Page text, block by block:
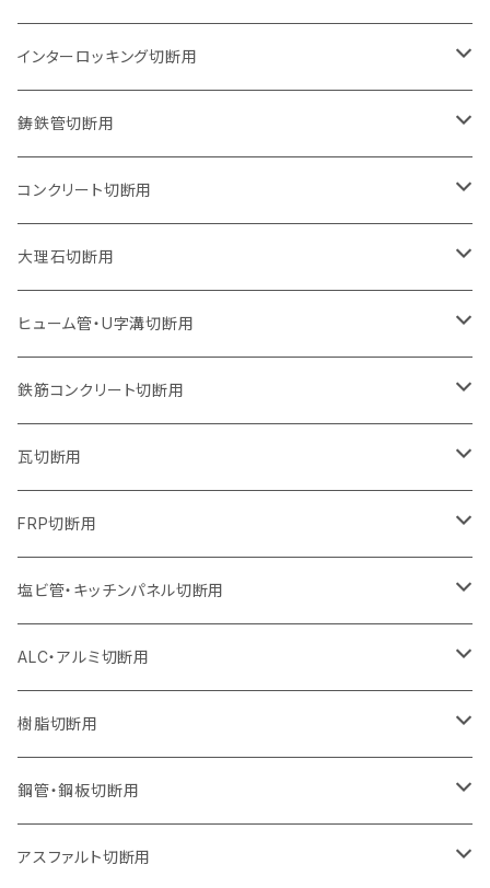
石井超硬電動切断機 取付用
セグメントタイプ（ビス穴付き
セグメントタイプ
セグメントタイプ（ビス穴付き
150mm（6インチ）
セグメントタイプ
180mm（7インチ）
セグメントタイプ
205mm（8インチ）
セグメントタイプ
230mm（9インチ）
セグメントタイプ
305mm（12インチ）
セグメント
セグメント（特殊凸凹加工チップ）
355mm（14インチ）
セグメント
セグメント（特殊凸凹加工チップ）
405mm（16インチ）
セグメントタイプ
セグメントタイプ
ウェーブタイプ
125mm（5インチ）
セグメントタイプ
ウェーブタイプ
150mm（6インチ）
セグメントタイプ
ウェーブタイプ
180mm（7インチ）
セグメントタイプ
ウェーブタイプ
205mm（8インチ）
セグメントタイプ
ウェーブタイプ
230mm（9インチ）
セグメントタイプ
ウェーブタイプ
255mm（10インチ）
セグメントタイプ
305mm（12インチ）
セグメント
セグメント（特殊凸凹加工チップ）
355mm（14インチ）
セグメント
セグメント（特殊凸凹加工チップ）
105mm（4インチ）
セグメントタイプ
ウェーブタイプ
125mm（5インチ）
セグメントタイプ
ウェーブタイプ
150mm（6インチ）
セグメントタイプ
ウェーブタイプ
180mm（7インチ）
セグメントタイプ
ウェーブタイプ
205mm（8インチ）
セグメントタイプ
ウェーブタイプ
230mm（9インチ）
セグメントタイプ
ウェーブタイプ
255mm（10インチ）
セグメントタイプ
305mm（12インチ）
セグメント
セグメント（特殊凸凹加工チップ）
355mm（14インチ）
セグメント
セグメント（特殊凸凹加工チップ）
インターロッキング切断用
105mm（4インチ）
セグメントタイプ
セグメントタイプ（ビス穴付き
125mm（5インチ）
セグメントタイプ
セグメントタイプ（ビス穴付き
150mm（6インチ）
セグメントタイプ
180mm（7インチ）
セグメントタイプ
205mm（8インチ）
セグメントタイプ
230mm（9インチ）
セグメントタイプ
255mm（10インチ）
セグメントタイプ（一般道路カッター用
305mm（12インチ）
セグメントタイプ
セグメントタイプ（一般道路カッター用
355mm（14インチ）
セグメントタイプ
セグメントタイプ（一般道路カッター用
405mm（16インチ）
セグメントタイプ
セグメントタイプ（一般道路カッター用
455mm（18インチ）
セグメント（一般道路カッター用
鋳鉄管切断用
105mm（4インチ）
セグメントタイプ
セグメントタイプ（ビス穴付き
125mm（5インチ）
セグメントタイプ
セグメントタイプ（ビス穴付き
150mm（6インチ）
セグメントタイプ
180mm（7インチ）
セグメントタイプ
205mm（8インチ）
セグメントタイプ
230mm（9インチ）
セグメントタイプ
305mm（12インチ）
セグメントタイプ
埋設鋳鉄管工事対応タイプ
355mm（14インチ）
セグメントタイプ
埋設鋳鉄管工事対応タイプ
405mm（16インチ）
セグメントタイプ
埋設鋳鉄管工事対応タイプ
コンクリート切断用
105mm（4インチ）
セグメントタイプ
ウェーブタイプ
125mm（5インチ）
セグメントタイプ
ウェーブタイプ
150mm（6インチ）
セグメントタイプ
ウェーブタイプ
180mm（7インチ）
セグメントタイプ
ウェーブタイプ
205mm（8インチ）
セグメントタイプ
ウェーブタイプ
230mm（9インチ）
セグメントタイプ
ウェーブタイプ
255mm（10インチ）
セグメントタイプ
セグメントタイプ（一般道路カッター用
305mm（12インチ）
セグメント
セグメント（特殊凸凹加工チップ）
355mm（14インチ）
セグメント
405mm（16インチ）
大理石切断用
125mm（5インチ）
ヒューム管・U字溝切断用
105mm（4インチ）
セグメントタイプ
125mm（5インチ）
セグメントタイプ
150mm（6インチ）
セグメントタイプ
180mm（7インチ）
セグメントタイプ
205mm（8インチ）
セグメントタイプ
230mm（9インチ）
セグメントタイプ
255mm（10インチ）
セグメントタイプ
305mm（12インチ）
鉄筋コンクリート切断用
305mm（12インチ）
セグメントタイプ
355mm（14インチ）
セグメントタイプ
405mm（16インチ）
セグメントタイプ
瓦切断用
105mm（4インチ）
FRP切断用
125ｍｍ（5インチ）
塩ビ管・キッチンパネル切断用
125ｍｍ（5インチ）
ALC・アルミ切断用
305mm（12インチ）
砥石（補強綱入り）
355mm（14インチ）
砥石（補強綱入り）
樹脂切断用
305mm（12インチ）
砥石（補強綱入り）
355mm（14インチ）
鋼管・鋼板切断用
305mm（12インチ）
アスファルト切断用